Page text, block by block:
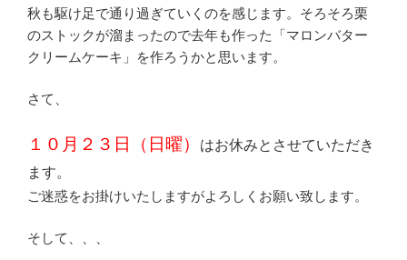
秋も駆け足で通り過ぎていくのを感じます。そろそろ栗
のストックが溜まったので去年も作った「マロンバター
クリームケーキ」を作ろうかと思います。
さて、
１０月２３日（日曜）
はお休みとさせていただき
ます。
ご迷惑をお掛けいたしますがよろしくお願い致します。
そして、、、